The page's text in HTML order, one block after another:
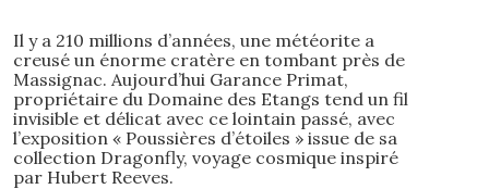
Il y a 210 millions d’années, une météorite a
creusé un énorme cratère en tombant près de
Massignac. Aujourd’hui Garance Primat,
propriétaire du Domaine des Etangs tend un fil
invisible et délicat avec ce lointain passé, avec
l’exposition « Poussières d’étoiles » issue de sa
collection Dragonfly, voyage cosmique inspiré
par Hubert Reeves.